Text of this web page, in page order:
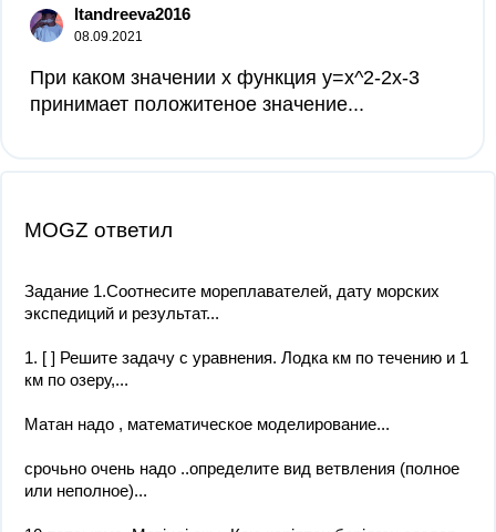
ltandreeva2016
08.09.2021
При каком значении x функция y=x^2-2x-3
принимает положитеное значение...
MOGZ ответил
Задание 1.Соотнесите мореплавателей, дату морских
экспедиций и результат...
1. [ ] Решите задачу с уравнения. Лодка км по течению и 1
км по озеру,...
Матан надо , математическое моделирование...
срочьно очень надо ..определите вид ветвления (полное
или неполное)...